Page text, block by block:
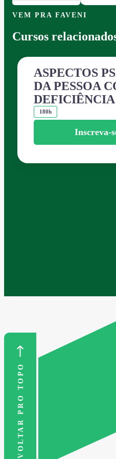
VEM PRA FAVENI
Cursos
ASPECTOS
DA PESSOA
DEFICIÊNCIA
180h
Inscreva-
VOLTAR PRO TOPO